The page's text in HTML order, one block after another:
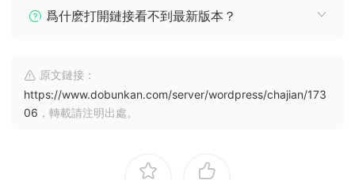
爲什麽打開鏈接看不到最新版本？
原文鏈接：
https://www.dobunkan.com/server/wordpress/chajian/173
06 ，轉載請注明出處。